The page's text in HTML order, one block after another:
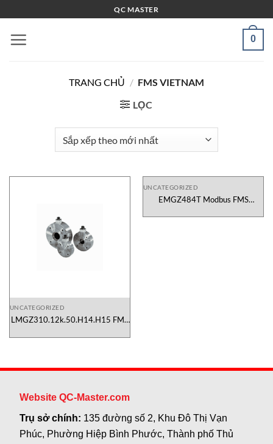
qua
nội
QC MASTER
0
TRANG CHỦ / FMS VIETNAM
LỌC
UNCATEGORIZED
LMGZ310.12k.50.H14.H15 FMS
UNCATEGORIZED
EMGZ484T Modbus FMS
Website QC-Master.com
Trụ sở chính: 135 đường số 2, Khu Đô Thị Vạn
Phúc, Phường Hiệp Bình Phước, Thành phố Thủ